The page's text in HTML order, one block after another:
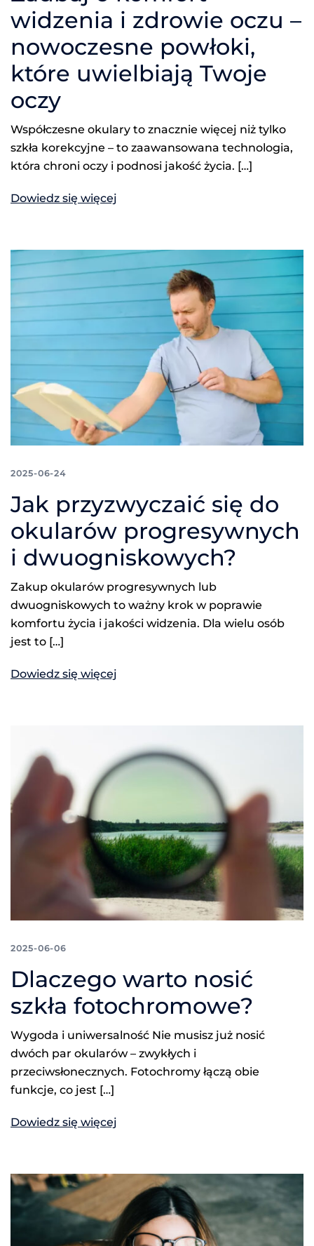
widzenia i zdrowie oczu –
nowoczesne powłoki,
które uwielbiają Twoje
oczy
Współczesne okulary to znacznie więcej niż tylko
szkła korekcyjne – to zaawansowana technologia,
która chroni oczy i podnosi jakość życia. […]
Dowiedz się więcej
2025-06-24
Jak przyzwyczaić się do
okularów progresywnych
i dwuogniskowych?
Zakup okularów progresywnych lub
dwuogniskowych to ważny krok w poprawie
komfortu życia i jakości widzenia. Dla wielu osób
jest to […]
Dowiedz się więcej
2025-06-06
Dlaczego warto nosić
szkła fotochromowe?
Wygoda i uniwersalność Nie musisz już nosić
dwóch par okularów – zwykłych i
przeciwsłonecznych. Fotochromy łączą obie
funkcje, co jest […]
Dowiedz się więcej